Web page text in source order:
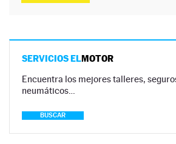
SERVICIOS ELMOTOR
Encuentra los mejores talleres,
neumáticos…
BUSCAR